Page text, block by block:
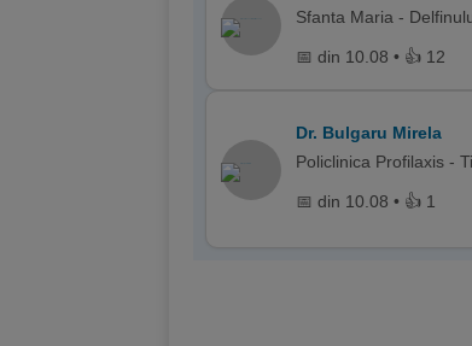
Sfanta Maria -
📅 din 10.08 • 👍 12
Dr. Bulgaru Mirela
Policlinica Profilaxis -
📅 din 10.08 • 👍 1